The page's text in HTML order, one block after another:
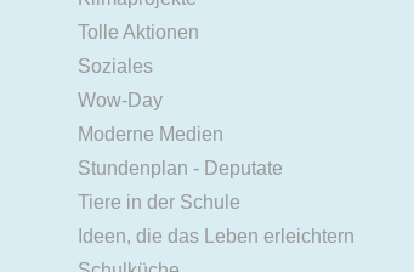
Tolle Aktionen
Soziales
Wow-Day
Moderne Medien
Stundenplan - Deputate
Tiere in der Schule
Ideen, die das Leben erleichtern